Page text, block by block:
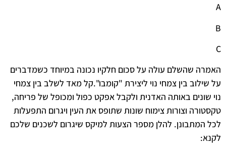
A
B
C
האמרה שהשלם עולה על סכום חלקיו נכונה במיוחד כשמדברים
על שילוב בין צמחי נוי ליצירת "קומבו".קל מאד לשלב בין צמחי
נוי שונים באותה האדנית ולקבל אפקט כפול ומכופל של פריחה,
טקסטורה וצורות צימוח שונות שתופס את העין ויגרום התפעלות
לכל המתבונן. להלן מספר הצעות למיקס שיגרום לשכנים שלכם
לקנא: